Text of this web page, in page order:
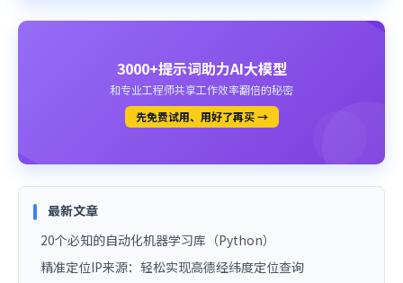
3000+提示词助力AI大模型
和专业工程师共享工作效率翻倍的秘密
先免费试用、用好了再买 →
最新文章
20个必知的自动化机器学习库（Python）
精准定位IP来源：轻松实现高德经纬度定位查询